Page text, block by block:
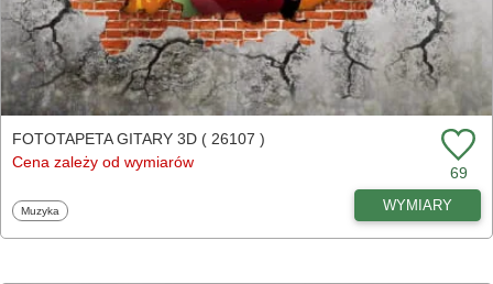
FOTOTAPETA GITARY 3D ( 26107 )
Cena zależy od wymiarów
69
Fototapety
Muzyka WYMIARY